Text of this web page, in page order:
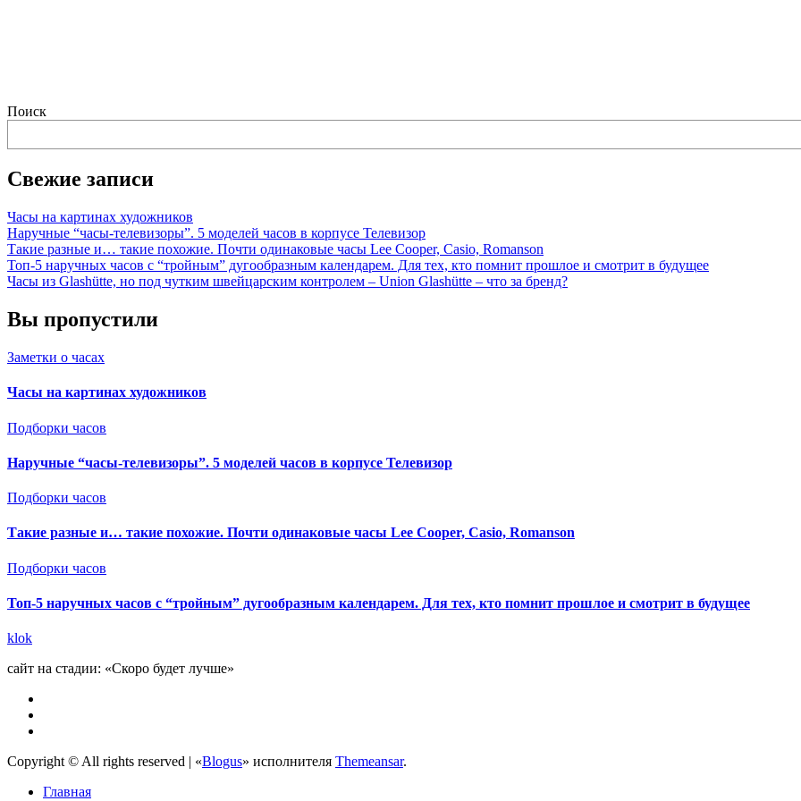
Поиск
Свежие записи
Часы на картинах художников
Наручные “часы-телевизоры”. 5 моделей часов в корпусе Телевизор
Такие разные и… такие похожие. Почти одинаковые часы Lee Cooper, Casio, Romanson
Топ-5 наручных часов с “тройным” дугообразным календарем. Для тех, кто помнит прошлое и смотрит в будущее
Часы из Glashütte, но под чутким швейцарским контролем – Union Glashütte – что за бренд?
Вы пропустили
Заметки о часах
Часы на картинах художников
Подборки часов
Наручные “часы-телевизоры”. 5 моделей часов в корпусе Телевизор
Подборки часов
Такие разные и… такие похожие. Почти одинаковые часы Lee Cooper, Casio, Romanson
Подборки часов
Топ-5 наручных часов с “тройным” дугообразным календарем. Для тех, кто помнит прошлое и смотрит в будущее
klok
сайт на стадии: «Скоро будет лучше»
Copyright © All rights reserved | «Blogus» исполнителя Themeansar.
Главная